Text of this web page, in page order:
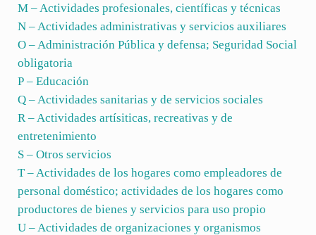
M – Actividades profesionales, científicas y técnicas
N – Actividades administrativas y servicios auxiliares
O – Administración Pública y defensa; Seguridad Social
obligatoria
P – Educación
Q – Actividades sanitarias y de servicios sociales
R – Actividades artísiticas, recreativas y de
entretenimiento
S – Otros servicios
T – Actividades de los hogares como empleadores de
personal doméstico; actividades de los hogares como
productores de bienes y servicios para uso propio
U – Actividades de organizaciones y organismos